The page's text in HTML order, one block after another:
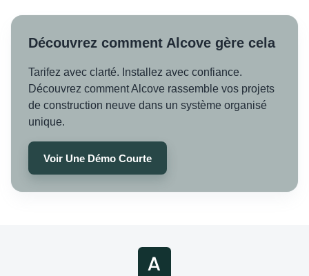
Découvrez comment Alcove gère cela
Tarifez avec clarté. Installez avec confiance.
Découvrez comment Alcove rassemble vos projets
de construction neuve dans un système organisé
unique.
Voir Une Démo Courte